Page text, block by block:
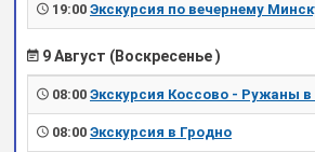
19:00 Экскурсия по вечернему
9 Август (Воскресенье )
08:00 Экскурсия Коссово - Ружаны в
08:00 Экскурсия в Гродно